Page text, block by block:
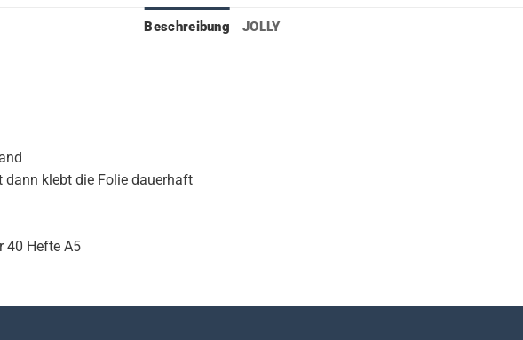
Beschreibung JOLLY
dann klebt die Folie dauerhaft
40 Hefte A5